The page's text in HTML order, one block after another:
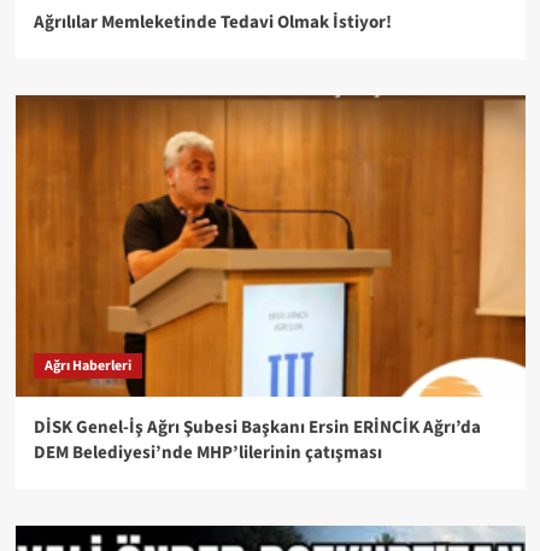
Ağrılılar Memleketinde Tedavi Olmak İstiyor!
Ağrı Haberleri
DİSK Genel-İş Ağrı Şubesi Başkanı Ersin ERİNCİK Ağrı’da
DEM Belediyesi’nde MHP’lilerinin çatışması